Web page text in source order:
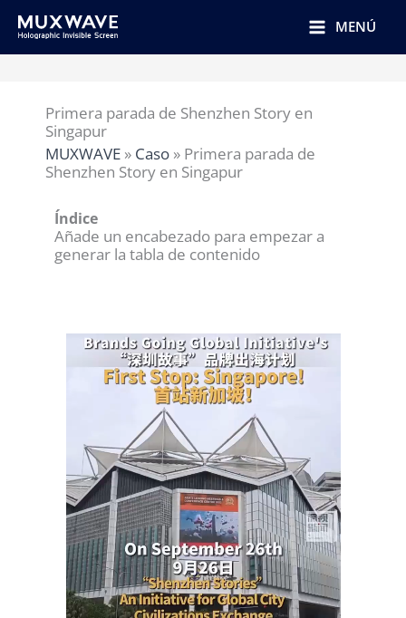
MENÚ
Primera parada de Shenzhen Story en
Singapur
MUXWAVE » Caso » Primera parada de
Shenzhen Story en Singapur
Índice
Añade un encabezado para empezar a
generar la tabla de contenido